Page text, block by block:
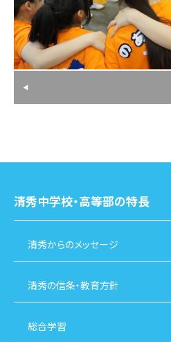
清秀中学校・高等部の特長
清秀からのメッセージ
清秀の信条・教育方針
総合学習